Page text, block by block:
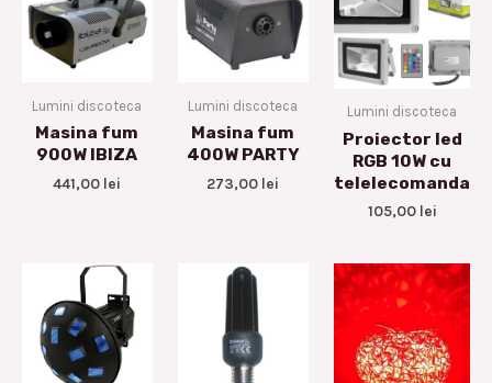
Lumini discoteca
Masina fum
900W IBIZA
441,00 lei
Lumini discoteca
Masina fum
400W PARTY
273,00 lei
Lumini discoteca
Proiector led
RGB 10W cu
telelecomanda
105,00 lei